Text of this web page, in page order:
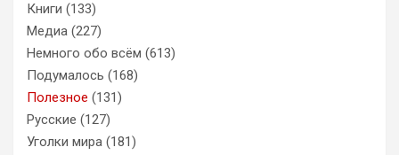
Книги (133)
Медиа (227)
Немного обо всём (613)
Подумалось (168)
Полезное (131)
Русские (127)
Уголки мира (181)